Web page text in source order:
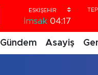
İmsak04:17
Gündem Asayiş